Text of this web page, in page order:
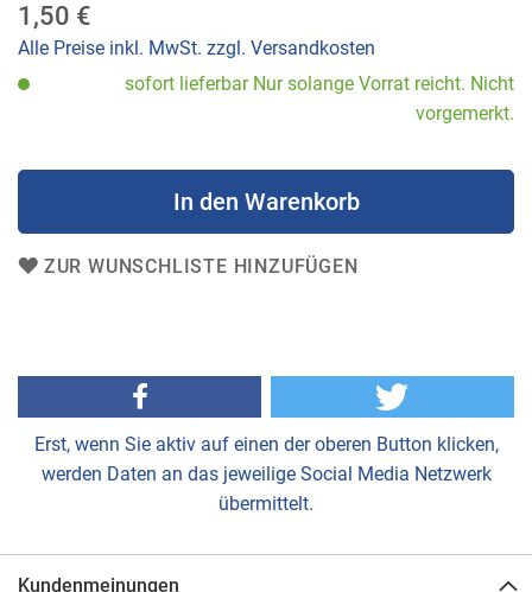
1,50 €
Alle Preise inkl. MwSt. zzgl. Versandkosten
sofort lieferbar Nur solange Vorrat reicht. Nicht
vorgemerkt.
In den Warenkorb
ZUR WUNSCHLISTE HINZUFÜGEN
Erst, wenn Sie aktiv auf einen der oberen Button klicken,
werden Daten an das jeweilige Social Media Netzwerk
übermittelt.
Kundenmeinungen